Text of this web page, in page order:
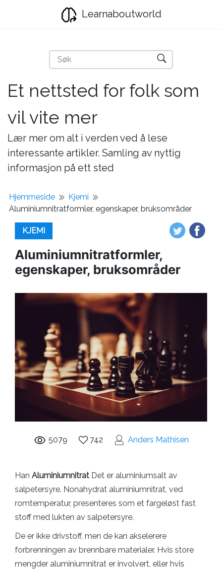
Learnaboutworld
Et nettsted for folk som
vil vite mer
Lær mer om alt i verden ved å lese
interessante artikler. Samling av nyttig
informasjon på ett sted
Hjemmeside
Kjemi
Aluminiumnitratformler, egenskaper, bruksområder
KJEMI
Aluminiumnitratformler,
egenskaper, bruksområder
5079 742 Anders Mathisen
Han Aluminiumnitrat Det er aluminiumsalt av
salpetersyre. Nonahydrat aluminiumnitrat, ved
romtemperatur, presenteres som et fargeløst fast
stoff med lukten av salpetersyre.
De er ikke drivstoff, men de kan akselerere
forbrenningen av brennbare materialer. Hvis store
mengder aluminiumnitrat er involvert, eller hvis